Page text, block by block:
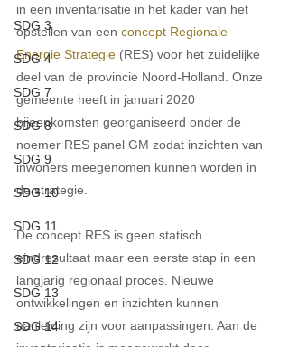
SDG 3
SDG 4
SDG 7
SDG 8
SDG 9
SDG 10
SDG 11
SDG 12
SDG 13
SDG 14
in een inventarisatie in het kader van het
opstellen van een concept Regionale
Energie Strategie (RES) voor het zuidelijke
deel van de provincie Noord-Holland. Onze
gemeente heeft in januari 2020
bijeenkomsten georganiseerd onder de
noemer RES panel GM zodat inzichten van
inwoners meegenomen kunnen worden in
de strategie.
De concept RES is geen statisch
eindresultaat maar een eerste stap in een
langjarig regionaal proces. Nieuwe
ontwikkelingen en inzichten kunnen
aanleiding zijn voor aanpassingen. Aan de